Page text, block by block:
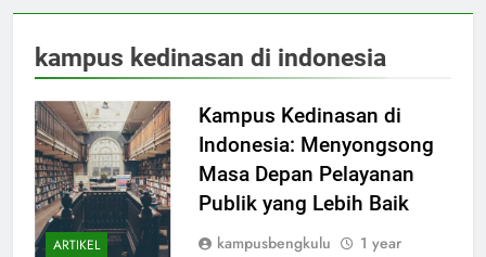
kampus kedinasan di indonesia
ARTIKEL
Kampus Kedinasan di
Indonesia: Menyongsong
Masa Depan Pelayanan
Publik yang Lebih Baik
kampusbengkulu
1 year